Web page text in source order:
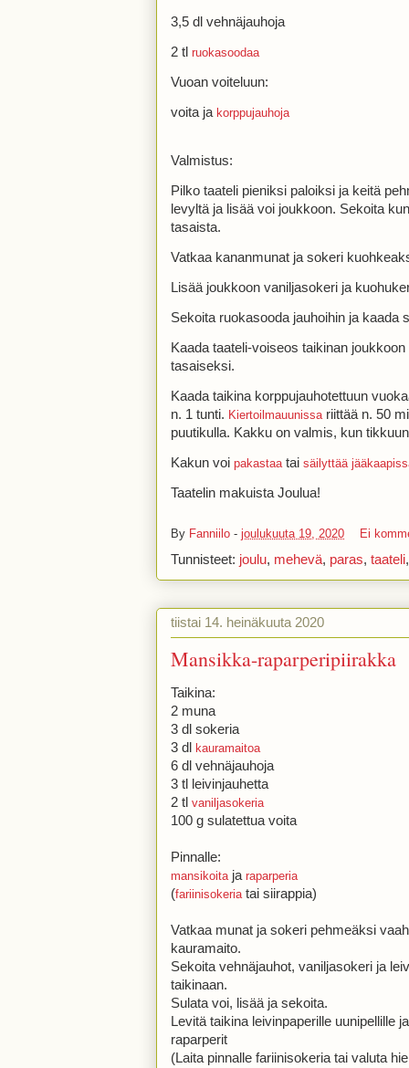
3,5 dl vehnäjauhoja
2 tl ruokasoodaa
Vuoan voiteluun:
voita ja korppujauhoja
Valmistus:
Pilko taateli pieniksi paloiksi ja keitä
levyltä ja lisää voi joukkoon. Sekoita
tasaista.
Vatkaa kananmunat ja sokeri
Lisää joukkoon vaniljasokeri ja
Sekoita ruokasooda jauhoihin ja kaada
Kaada taateli-voiseos taikinan
tasaiseksi.
Kaada taikina korppujauhotettuun
n. 1 tunti. Kiertoilmauunissa riittää n. 50
puutikulla. Kakku on valmis, kun
Kakun voi pakastaa tai säilyttää
Taatelin makuista Joulua!
By Fanniilo - joulukuuta 19, 2020 Ei
Tunnisteet: joulu, mehevä, paras, taateli
tiistai 14. heinäkuuta 2020
Mansikka-raparperipiirakka
Taikina:
2 muna
3 dl sokeria
3 dl
kauramaitoa
6 dl vehnäjauhoja
3 tl leivinjauhetta
2 tl vaniljasokeria
100 g sulatettua voita
Pinnalle:
mansikoita ja raparperia
(fariinisokeria tai siirappia)
Vatkaa munat ja sokeri pehmeäksi
kauramaito.
Sekoita vehnäjauhot, vaniljasokeri ja
taikinaan.
Sulata voi, lisää ja sekoita.
Levitä taikina leivinpaperille uunipellille
raparperit
(Laita pinnalle fariinisokeria tai valuta